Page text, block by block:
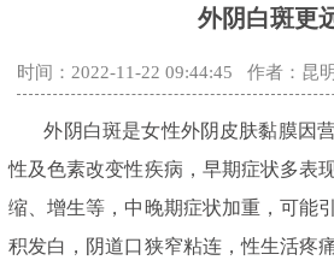
外阴白斑更
时间：2022-11-22 09:44:45 作者：昆
外阴白斑是女性外阴皮肤黏膜因
性及色素改变性疾病，早期症状多表
缩、增生等，中晚期症状加重，可能
积发白，阴道口狭窄粘连，性生活疼